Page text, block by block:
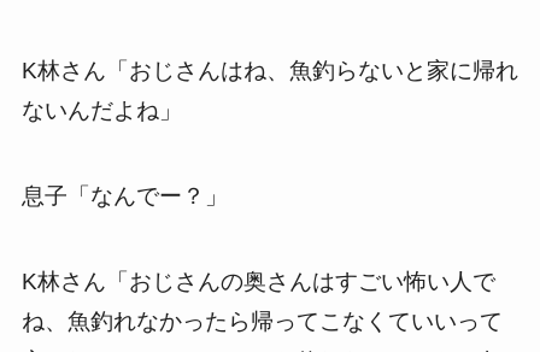
K林さん「おじさんはね、魚釣らないと家に帰れ
ないんだよね」
息子「なんでー？」
K林さん「おじさんの奥さんはすごい怖い人で
ね、魚釣れなかったら帰ってこなくていいって